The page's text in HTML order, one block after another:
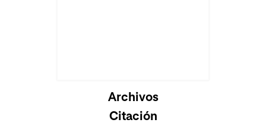
Archivos
Citación